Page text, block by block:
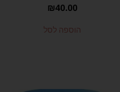
₪40.00
הוספה לסל